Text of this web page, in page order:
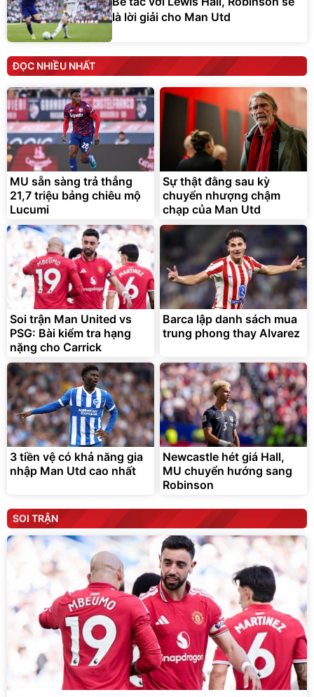
là lời giải cho Man Utd
ĐỌC NHIỀU NHẤT
MU sẵn sàng trả thẳng
21,7 triệu bảng chiêu mộ
Lucumi
Sự thật đằng sau kỳ
chuyển nhượng chậm
chạp của Man Utd
Soi trận Man United vs
PSG: Bài kiểm tra hạng
nặng cho Carrick
Barca lập danh sách mua
trung phong thay Alvarez
3 tiền vệ có khả năng gia
nhập Man Utd cao nhất
Newcastle hét giá Hall,
MU chuyển hướng sang
Robinson
SOI TRẬN